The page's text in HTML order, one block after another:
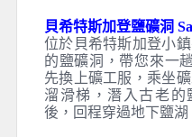
貝希特斯加登鹽礦洞
位於貝希特斯加登小
的鹽礦洞，帶您來一
先換上礦工服，乘坐
溜滑梯，潛入古老的
後，回程穿過地下鹽湖